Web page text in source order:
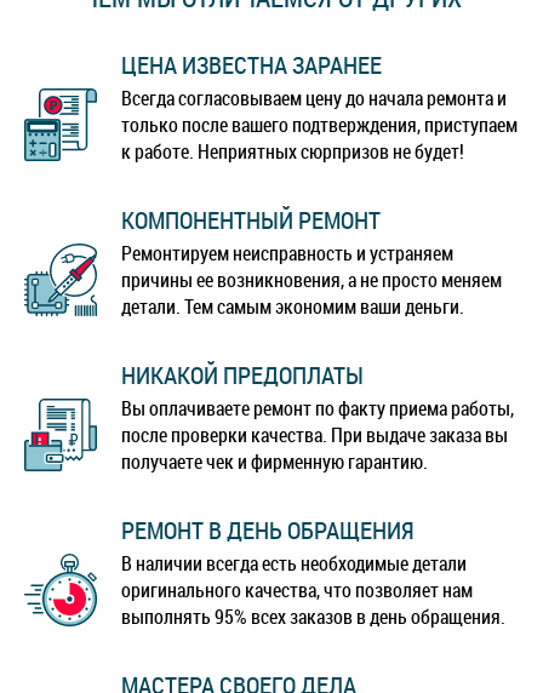
Xperia Z5 Xperia Z5 Compact
ЦЕНА ИЗВЕСТНА ЗАРАНЕЕ
Всегда согласовываем цену до начала ремонта и
только после вашего подтверждения, приступаем
к работе. Неприятных сюрпризов не будет!
КОМПОНЕНТНЫЙ РЕМОНТ
Ремонтируем неисправность и устраняем
причины ее возникновения, а не просто меняем
детали. Тем самым экономим ваши деньги.
НИКАКОЙ ПРЕДОПЛАТЫ
Вы оплачиваете ремонт по факту приема работы,
после проверки качества. При выдаче заказа вы
получаете чек и фирменную гарантию.
РЕМОНТ В ДЕНЬ ОБРАЩЕНИЯ
В наличии всегда есть необходимые детали
оригинального качества, что позволяет нам
выполнять 95% всех заказов в день обращения.
МАСТЕРА СВОЕГО ДЕЛА